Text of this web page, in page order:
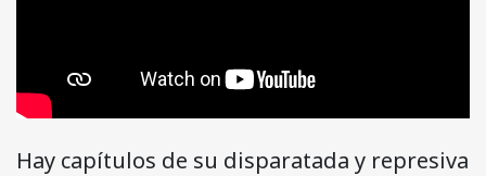
Hay capítulos de su disparatada y represiva